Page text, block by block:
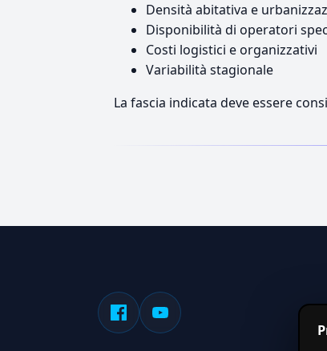
Densità abitativa e
Disponibilità di operatori
Costi logistici e organizzativi
Variabilità stagionale
La fascia indicata deve essere